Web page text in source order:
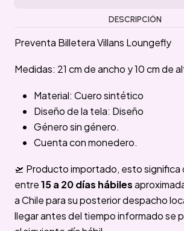
DESCRIPCIÓN
Preventa Billetera Villans Loungefly
Medidas: 21 cm de ancho y 10 cm de
Material: Cuero sintético
Diseño de la tela: Diseño
Género sin género.
Cuenta con monedero.
🛫 Producto importado, esto significa
entre15 a 20 días hábiles
a Chile para su posterior despacho
llegar antes del tiempo informado se